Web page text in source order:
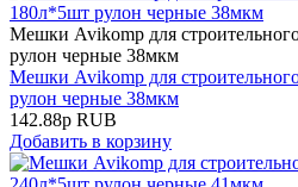
Мешки Avikomp для
рулон черные 38мкм
Мешки Avikomp для
рулон черные 38мкм
142.88р RUB
Добавить в корзину